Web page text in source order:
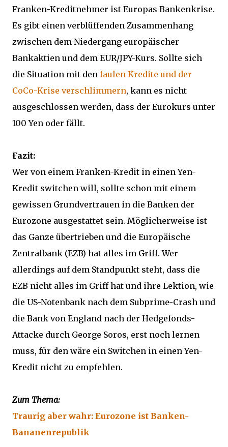
Franken-Kreditnehmer ist Europas Bankenkrise.
Es gibt einen verblüffenden Zusammenhang
zwischen dem Niedergang europäischer
Bankaktien und dem EUR/JPY-Kurs. Sollte sich
die Situation mit den faulen Kredite und der
CoCo-Krise verschlimmern, kann es nicht
ausgeschlossen werden, dass der Eurokurs unter
100 Yen oder fällt.
Fazit:
Wer von einem Franken-Kredit in einen Yen-
Kredit switchen will, sollte schon mit einem
gewissen Grundvertrauen in die Banken der
Eurozone ausgestattet sein. Möglicherweise ist
das Ganze übertrieben und die Europäische
Zentralbank (EZB) hat alles im Griff. Wer
allerdings auf dem Standpunkt steht, dass die
EZB nicht alles im Griff hat und ihre Lektion, wie
die US-Notenbank nach dem Subprime-Crash und
die Bank von England nach der Hedgefonds-
Attacke durch George Soros, erst noch lernen
muss, für den wäre ein Switchen in einen Yen-
Kredit nicht zu empfehlen.
Zum Thema:
Traurig aber wahr: Eurozone ist Banken-
Bananenrepublik